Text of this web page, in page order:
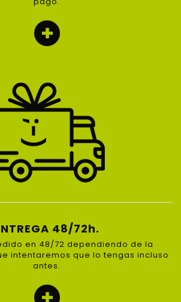
48/72h.
en 48/72 dependiendo de la
intentaremos que lo tengas incluso
antes.